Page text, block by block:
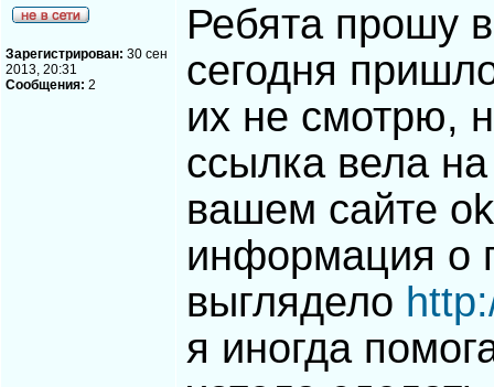
Зарегистрирован: 30 сен
2013, 20:31
Сообщения: 2
Ребята прошу
сегодня
их не смотрю,
ссылка вела
вашем сайте
информация о
выглядело
я иногда